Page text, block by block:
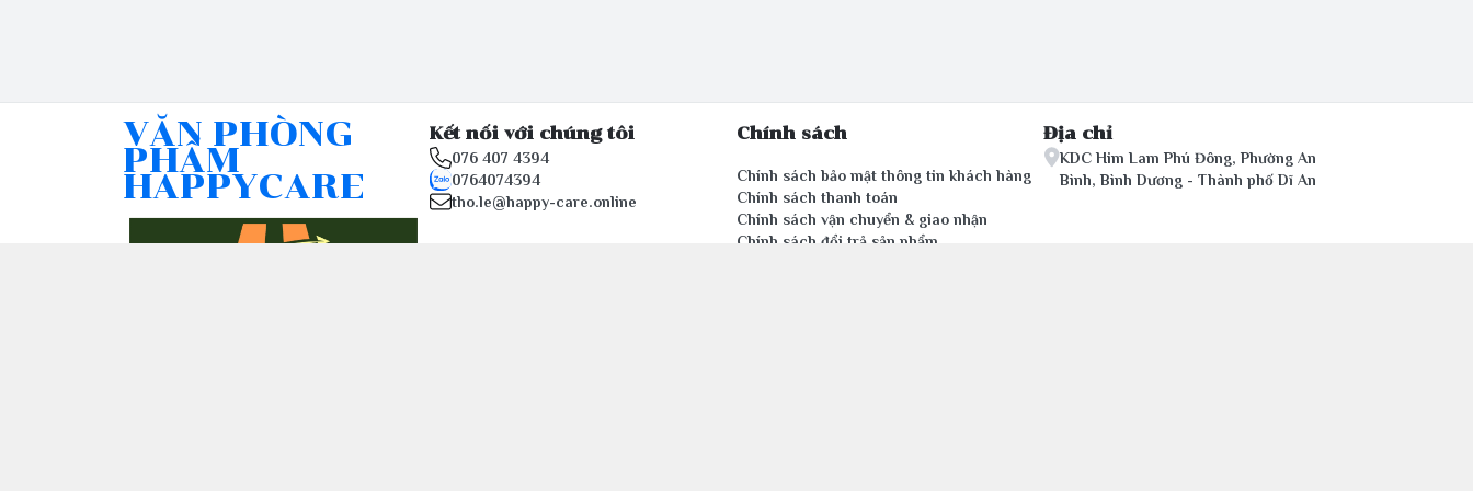
VĂN PHÒNG
PHẨM
HAPPYCARE
Kết nối với chúng tôi
076 407 4394
0764074394
tho.le@happy-care.online
Chính sách
Chính sách bảo mật thông tin khách hàng
Chính sách thanh toán
Chính sách vận chuyển & giao nhận
Chính sách đổi trả sản phẩm
Địa chỉ
KDC Him Lam Phú Đông, Phường An
Bình, Bình Dương - Thành phố Dĩ An